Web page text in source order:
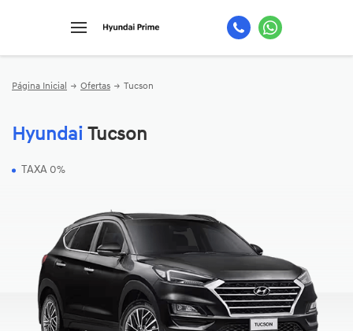
Página Inicial Ofertas Tucson
Hyundai Tucson
TAXA 0%